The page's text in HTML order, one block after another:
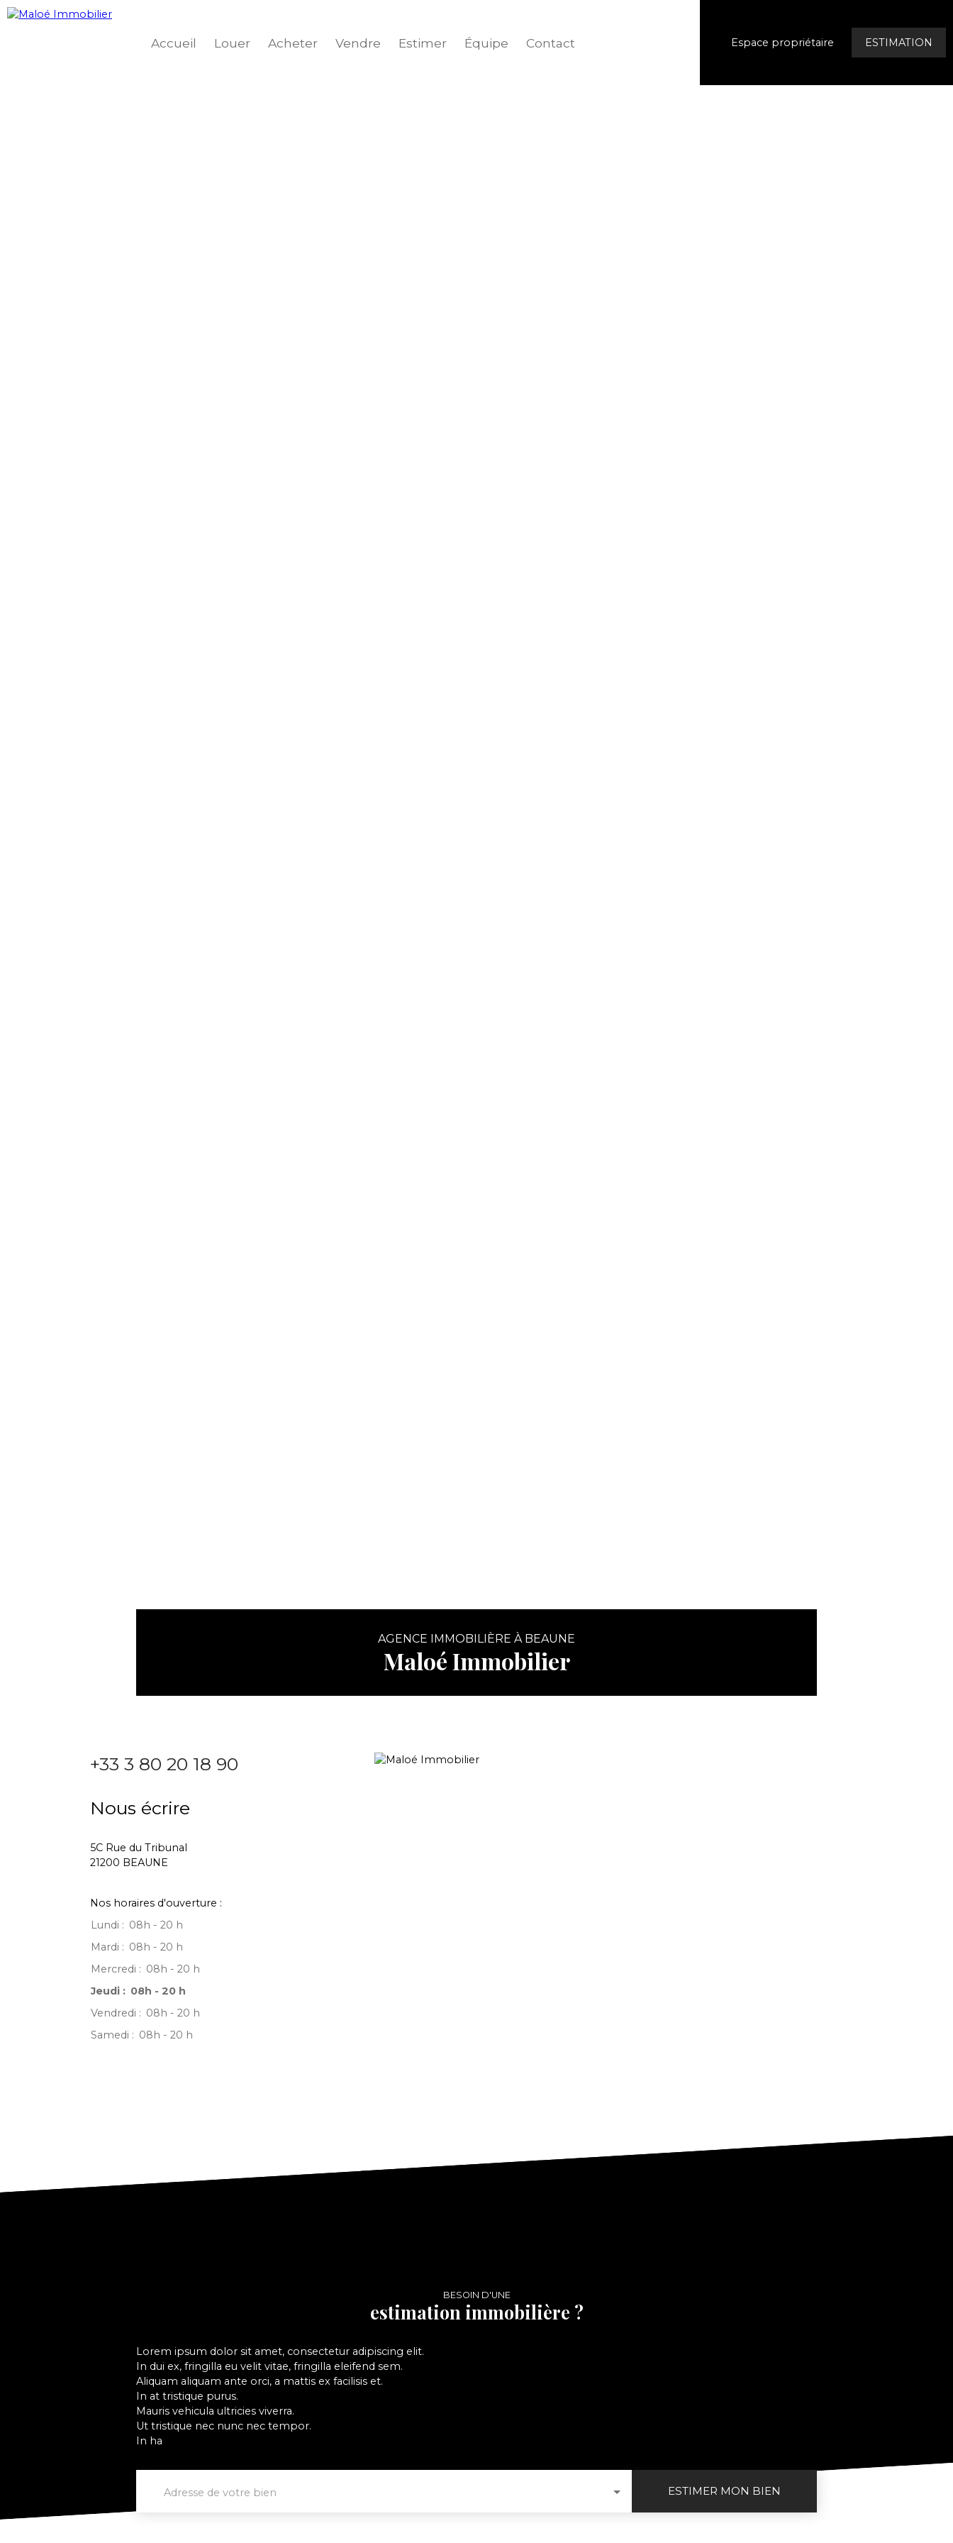
Accueil Louer Acheter Vendre Estimer Équipe Contact Espace propriétaire ESTIMATION
AGENCE IMMOBILIÈRE À BEAUNE
Maloé Immobilier
+33 3 80 20 18 90
Nous écrire
5C Rue du Tribunal
21200 BEAUNE
Nos horaires d'ouverture :
Lundi : 08h - 20 h
Mardi : 08h - 20 h
Mercredi : 08h - 20 h
Jeudi : 08h - 20 h
Vendredi : 08h - 20 h
Samedi : 08h - 20 h
BESOIN D'UNE
estimation immobilière ?
Lorem ipsum dolor sit amet, consectetur adipiscing elit.
In dui ex, fringilla eu velit vitae, fringilla eleifend sem.
Aliquam aliquam ante orci, a mattis ex facilisis et.
In at tristique purus.
Mauris vehicula ultricies viverra.
Ut tristique nec nunc nec tempor.
In ha
Adresse de votre bien ESTIMER MON BIEN